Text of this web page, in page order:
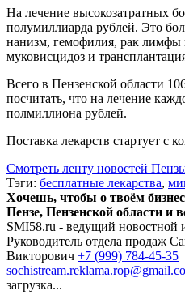
На лечение высокозатратных
полумиллиарда рублей. Это
нанизм, гемофилия, рак лимфы
муковисцидоз и
Всего в Пензенской области
посчитать, что на лечение
полмиллиона рублей.
Поставка лекарств стартует с
Смотреть ленту новостей
Тэги: бесплатные лекарства,
Хочешь, чтобы о твоём
Пензе, Пензенской области и
SMI58.ru - ведущий новостной
Руководитель отдела продаж
Викторович +7 (999) 784-45-35
загрузка...